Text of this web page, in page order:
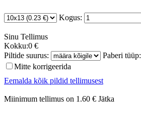
Kogus:
Sinu Tellimus
Kokku:0 €
Piltide suurus:
Paberi tüüp:
Mitte korrigeerida
Eemalda kõik pildid tellimusest
Miinimum tellimus on 1.60 € Jätka